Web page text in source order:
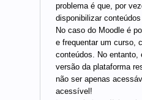
problema é que, por
disponibilizar
No caso do Moodle é
e frequentar um curso,
conteúdos. No entanto,
versão da plataforma
não ser apenas
acessível!